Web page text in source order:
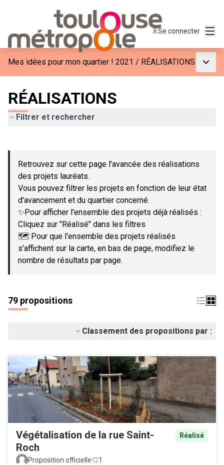
Se connecter
Mes idées pour mon quartier ! 2021 / RÉALISATIONS
RÉALISATIONS
Filtrer et rechercher
−
Retrouvez sur cette page l'avancée des réalisations
des projets lauréats.
Vous pouvez filtrer les projets en fonction de leur état
d'avancement et du quartier concerné.
✨Pour afficher l'ensemble des projets déjà réalisés :
Cliquez sur "Réalisé" dans les filtres
🗺️ Pour que l'ensemble des projets réalisés
s'affichent sur la carte, en bas de page, modifiez le
nombre de résultats par page.
79 propositions
Classement des propositions par :
Végétalisation de la rue Saint-
Roch
Réalisé
Proposition officielle 1